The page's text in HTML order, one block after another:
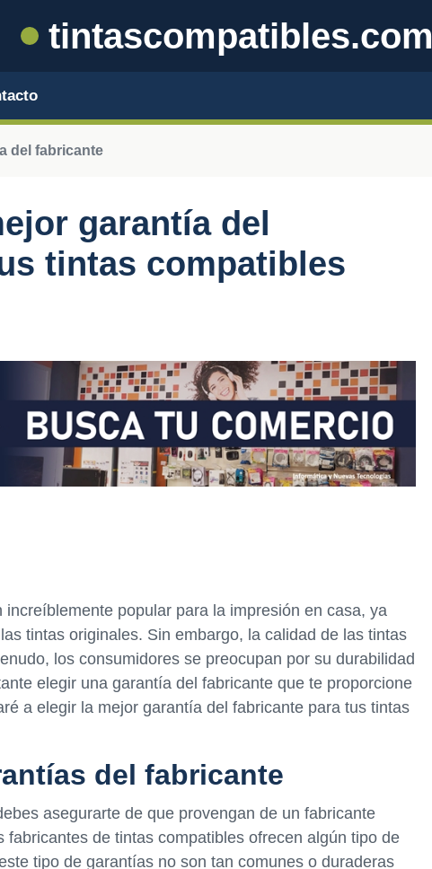
tintascompatibles.com
del fabricante
garantía del
tintas compatibles
popular para la impresión en casa, ya
tintas originales. Sin embargo, la calidad de las tintas
los consumidores se preocupan por su durabilidad
elegir una garantía del fabricante que te proporcione
a elegir la mejor garantía del fabricante para tus tintas
del fabricante
asegurarte de que provengan de un fabricante
fabricantes de tintas compatibles ofrecen algún tipo de
tipo de garantías no son tan comunes o duraderas